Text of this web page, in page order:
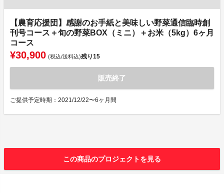
【農育応援団】感謝のお手紙と美味しい野菜通信臨時創
刊号コース＋旬の野菜BOX（ミニ）＋お米（5kg）6ヶ月
コース
¥30,900 (税込/送料込)残り15
販売終了
ご提供予定時期：2021/12/22〜6ヶ月間
この商品のプロジェクトを見る